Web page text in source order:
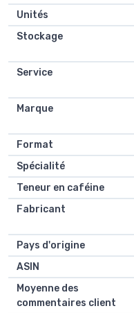
Unités
Stockage
Service
Marque
Format
Spécialité
Teneur en caféine
Fabricant
Pays d'origine
ASIN
Moyenne des
commentaires client